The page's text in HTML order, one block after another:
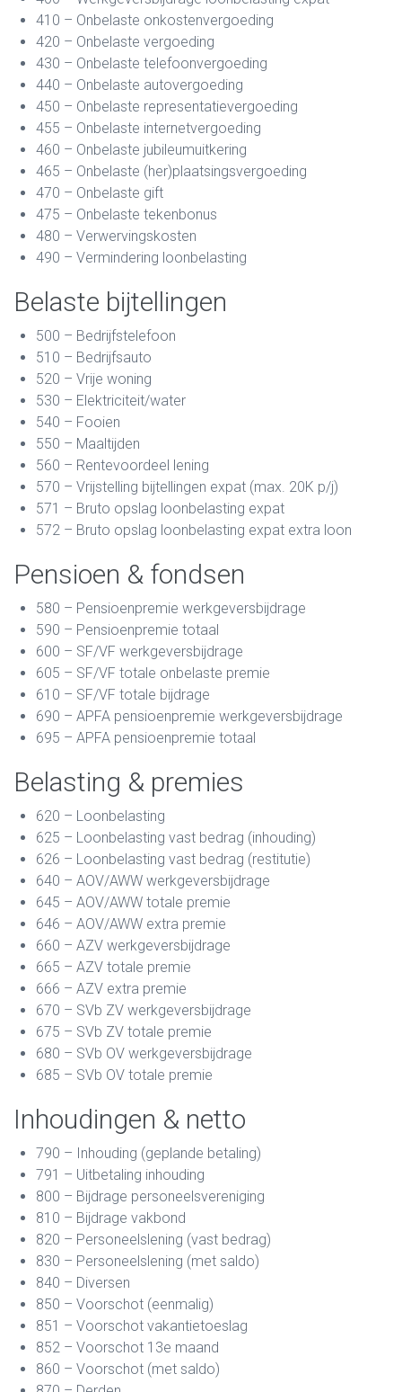
410 – Onbelaste onkostenvergoeding
420 – Onbelaste vergoeding
430 – Onbelaste telefoonvergoeding
440 – Onbelaste autovergoeding
450 – Onbelaste representatievergoeding
455 – Onbelaste internetvergoeding
460 – Onbelaste jubileumuitkering
465 – Onbelaste (her)plaatsingsvergoeding
470 – Onbelaste gift
475 – Onbelaste tekenbonus
480 – Verwervingskosten
490 – Vermindering loonbelasting
Belaste bijtellingen
500 – Bedrijfstelefoon
510 – Bedrijfsauto
520 – Vrije woning
530 – Elektriciteit/water
540 – Fooien
550 – Maaltijden
560 – Rentevoordeel lening
570 – Vrijstelling bijtellingen expat (max. 20K p/j)
571 – Bruto opslag loonbelasting expat
572 – Bruto opslag loonbelasting expat extra loon
Pensioen & fondsen
580 – Pensioenpremie werkgeversbijdrage
590 – Pensioenpremie totaal
600 – SF/VF werkgeversbijdrage
605 – SF/VF totale onbelaste premie
610 – SF/VF totale bijdrage
690 – APFA pensioenpremie werkgeversbijdrage
695 – APFA pensioenpremie totaal
Belasting & premies
620 – Loonbelasting
625 – Loonbelasting vast bedrag (inhouding)
626 – Loonbelasting vast bedrag (restitutie)
640 – AOV/AWW werkgeversbijdrage
645 – AOV/AWW totale premie
646 – AOV/AWW extra premie
660 – AZV werkgeversbijdrage
665 – AZV totale premie
666 – AZV extra premie
670 – SVb ZV werkgeversbijdrage
675 – SVb ZV totale premie
680 – SVb OV werkgeversbijdrage
685 – SVb OV totale premie
Inhoudingen & netto
790 – Inhouding (geplande betaling)
791 – Uitbetaling inhouding
800 – Bijdrage personeelsvereniging
810 – Bijdrage vakbond
820 – Personeelslening (vast bedrag)
830 – Personeelslening (met saldo)
840 – Diversen
850 – Voorschot (eenmalig)
851 – Voorschot vakantietoeslag
852 – Voorschot 13e maand
860 – Voorschot (met saldo)